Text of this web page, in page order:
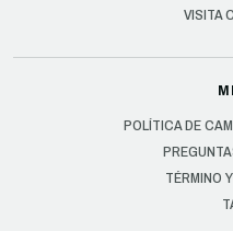
VISITA
POLÍTICA DE
TÉRMINO